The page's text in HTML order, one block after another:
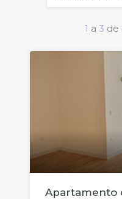
1 a 3 de
Apartamento